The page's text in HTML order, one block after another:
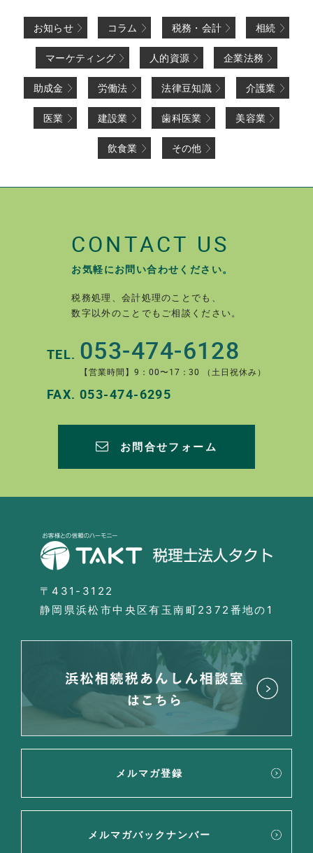
お知らせ コラム 税務・会計 相続
マーケティング 人的資源 企業法務
助成金 労働法 法律豆知識 介護業
医業 建設業 歯科医業 美容業
飲食業 その他
CONTACT US
お気軽にお問い合わせください。
税務処理、会計処理のことでも、
数字以外のことでもご相談ください。
TEL. 053-474-6128
【営業時間】9：00〜17：30 （土日祝休み）
FAX. 053-474-6295
お問合せフォーム
〒431-3122
静岡県浜松市中央区有玉南町2372番地の1
メルマガ登録
メルマガバックナンバー